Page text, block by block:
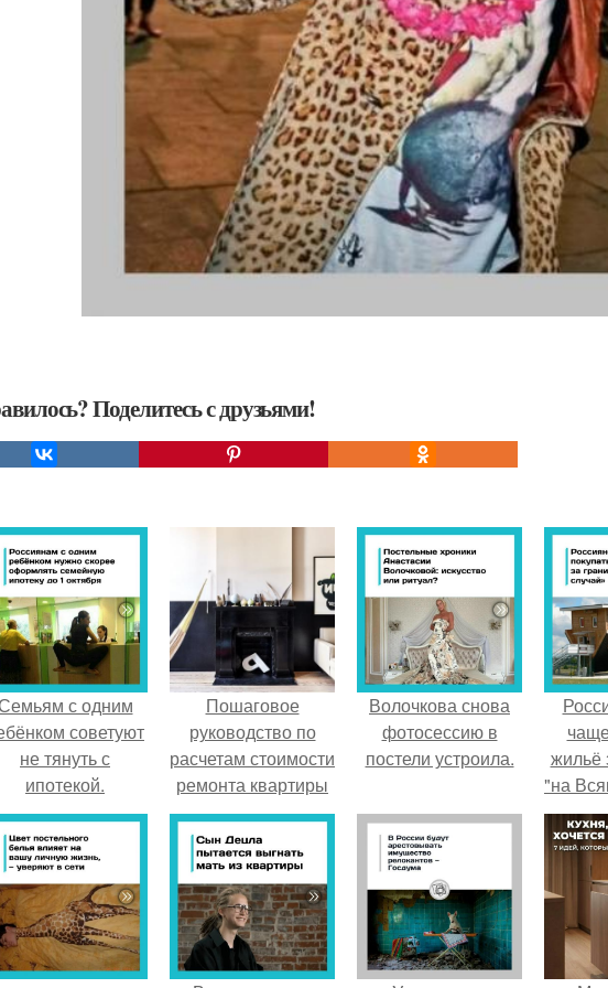
Поделитесь с друзьями!
с одним
советуют
не тянуть с
ипотекой.
Пошаговое
руководство по
расчетам стоимости
ремонта квартиры
Волочкова снова
фотосессию в
постели устроила.
жильё
"на